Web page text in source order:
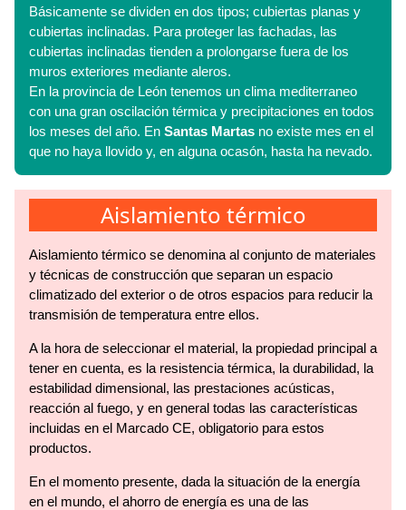
Básicamente se dividen en dos tipos; cubiertas planas y
cubiertas inclinadas. Para proteger las fachadas, las
cubiertas inclinadas tienden a prolongarse fuera de los
muros exteriores mediante aleros.
En la provincia de León tenemos un clima mediterraneo
con una gran oscilación térmica y precipitaciones en todos
los meses del año. En Santas Martas no existe mes en el
que no haya llovido y, en alguna ocasón, hasta ha nevado.
Aislamiento térmico
Aislamiento térmico se denomina al conjunto de materiales
y técnicas de construcción que separan un espacio
climatizado del exterior o de otros espacios para reducir la
transmisión de temperatura entre ellos.
A la hora de seleccionar el material, la propiedad principal a
tener en cuenta, es la resistencia térmica, la durabilidad, la
estabilidad dimensional, las prestaciones acústicas,
reacción al fuego, y en general todas las características
incluidas en el Marcado CE, obligatorio para estos
productos.
En el momento presente, dada la situación de la energía
en el mundo, el ahorro de energía es una de las